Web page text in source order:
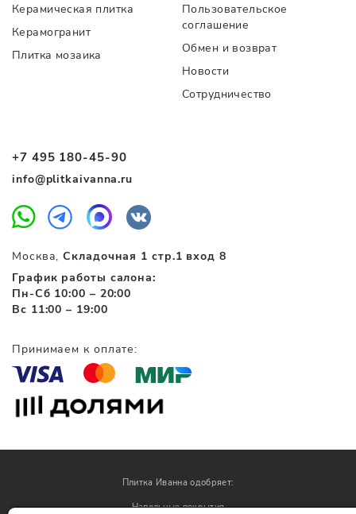
+7 495 180-45-90
info@plitkaivanna.ru
Москва,Складочная 1 стр.1 вход 8
График работы салона:
Пн-Сб 10:00 – 20:00
Вс 11:00 – 19:00
Керамическая плитка
Керамогранит
Плитка мозаика
Пользовательское
соглашение
Обмен и возврат
Новости
Сотрудничество
Принимаем к оплате:
Плитка Иванна одобряет:
Напольные покрытия